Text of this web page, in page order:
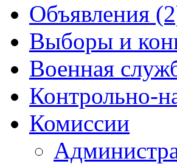
Объявления
Выборы и
Военная
Контрольно-
Комиссии